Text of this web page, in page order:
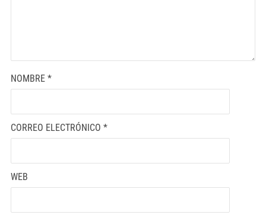
NOMBRE *
CORREO ELECTRÓNICO *
WEB